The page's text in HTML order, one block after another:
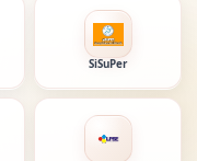
SiSuPer